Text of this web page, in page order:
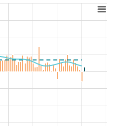
4 data series.
XAxis.
YAxis. Range: -40 to